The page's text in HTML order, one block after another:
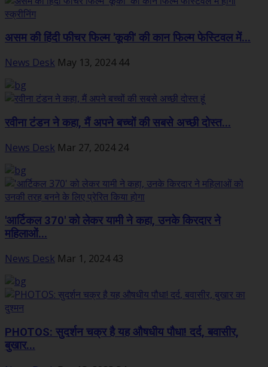
असम की हिंदी फीचर फिल्म 'कूकी' की कान फिल्म फेस्टिवल में...
News Desk May 13, 2024 44
रवीना टंडन ने कहा, मैं अपने बच्चों की सबसे अच्छी दोस्त...
News Desk Mar 27, 2024 24
'आर्टिकल 370' को लेकर यामी ने कहा, उनके किरदार ने
महिलाओं...
News Desk Mar 1, 2024 43
PHOTOS: सुदर्शन चक्र है यह औषधीय पौधा! दर्द, बवासीर,
बुखार...